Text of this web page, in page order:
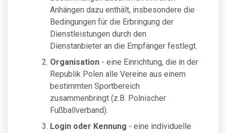
Anhängen dazu enthält, insbesondere die
Bedingungen für die Erbringung der
Dienstleistungen durch den
Dienstanbieter an die Empfänger festlegt.
Organisation - eine Einrichtung, die in der
Republik Polen alle Vereine aus einem
bestimmten Sportbereich
zusammenbringt (z.B. Polnischer
Fußballverband).
Login oder Kennung - eine individuelle